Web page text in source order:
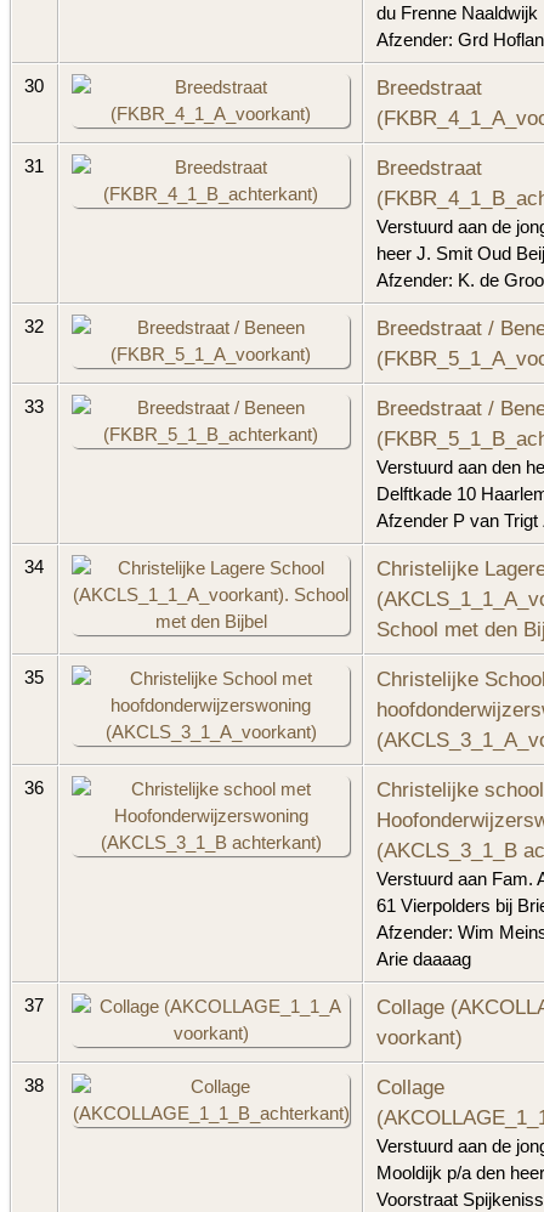
du Frenne Naaldwijk
Afzender: Grd
30
Breedstraat
31
Breedstraat
Verstuurd aan de
heer J. Smit Oud
Afzender: K. de
32
Breedstraat /
33
Breedstraat /
Verstuurd aan den
Delftkade 10
Afzender P van Trigt
34
Christelijke
School met den
35
Christelijke
36
Christelijke
(AKCLS_3_1_B
Verstuurd aan Fam.
61 Vierpolders bij
Afzender: Wim
Arie daaaag
37
Collage
voorkant)
38
Collage
Verstuurd aan de
Mooldijk p/a den
Voorstraat